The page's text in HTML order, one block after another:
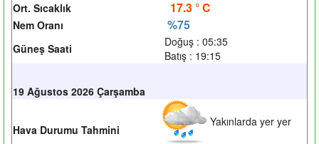
Ort. Sıcaklık 17.3 ° C
Nem Oranı %75
Güneş Saati
Doğuş : 05:35
Batış : 19:15
19 Ağustos 2026 Çarşamba
Hava Durumu Tahmini
Yakınlarda yer yer